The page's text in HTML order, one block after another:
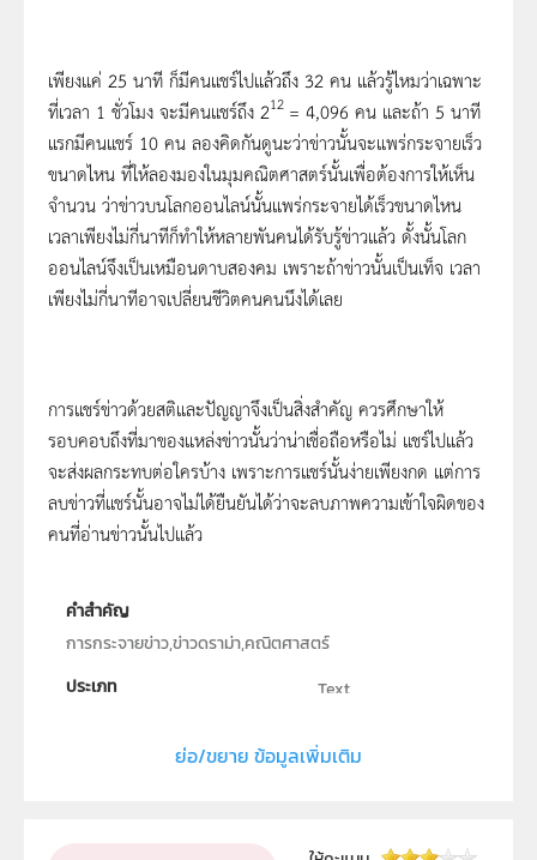
เพียงแค่ 25 นาที ก็มีคนแชร์ไปแล้วถึง 32 คน แล้วรู้ไหมว่าเฉพาะ
ที่เวลา 1 ชั่วโมง จะมีคนแชร์ถึง 212 = 4,096 คน และถ้า 5 นาที
แรกมีคนแชร์ 10 คน ลองคิดกันดูนะว่าข่าวนั้นจะแพร่กระจายเร็ว
ขนาดไหน ที่ให้ลองมองในมุมคณิตศาสตร์นั้นเพื่อต้องการให้เห็น
จำนวน ว่าข่าวบนโลกออนไลน์นั้นแพร่กระจายได้เร็วขนาดไหน
เวลาเพียงไม่กี่นาทีก็ทำให้หลายพันคนได้รับรู้ข่าวแล้ว ดั้งนั้นโลก
ออนไลน์จึงเป็นเหมือนดาบสองคม เพราะถ้าข่าวนั้นเป็นเท็จ เวลา
เพียงไม่กี่นาทีอาจเปลี่ยนชีวิตคนคนนึงได้เลย
การแชร์ข่าวด้วยสติและปัญญาจึงเป็นสิ่งสำคัญ ควรศึกษาให้
รอบคอบถึงที่มาของแหล่งข่าวนั้นว่าน่าเชื่อถือหรือไม่ แชร์ไปแล้ว
จะส่งผลกระทบต่อใครบ้าง เพราะการแชร์นั้นง่ายเพียงกด แต่การ
ลบข่าวที่แชร์นั้นอาจไม่ได้ยืนยันได้ว่าจะลบภาพความเข้าใจผิดของ
คนที่อ่านข่าวนั้นไปแล้ว
คำสำคัญ
การกระจายข่าว,ข่าวดราม่า,คณิตศาสตร์
ประเภท
Text
สถาบันส่งเสริมการสอนวิทยาศาสตร์และเทคโนโลยี (สสวท.)
ย่อ/ขยาย ข้อมูลเพิ่มเติม